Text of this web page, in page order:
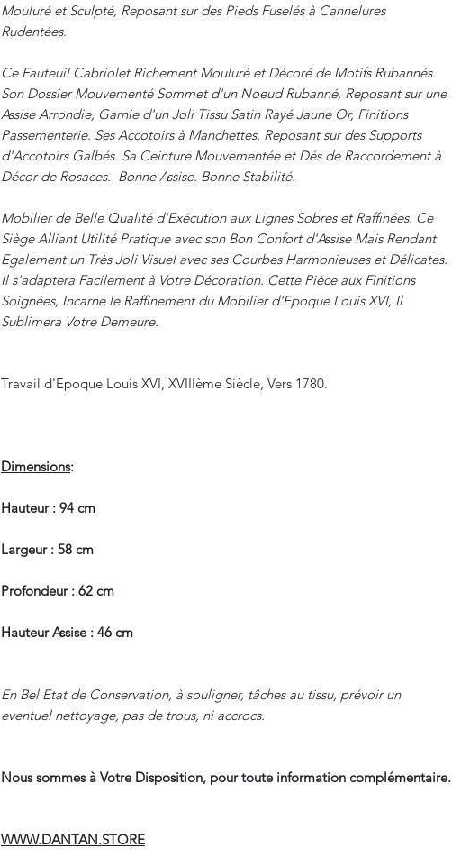
Mouluré et Sculpté, Reposant sur des Pieds Fuselés à Cannelures
Rudentées.
Ce Fauteuil Cabriolet Richement Mouluré et Décoré de Motifs Rubannés.
Son Dossier Mouvementé Sommet d'un Noeud Rubanné, Reposant sur une
Assise Arrondie, Garnie d'un Joli Tissu Satin Rayé Jaune Or, Finitions
Passementerie. Ses Accotoirs à Manchettes, Reposant sur des Supports
d'Accotoirs Galbés. Sa Ceinture Mouvementée et Dés de Raccordement à
Décor de Rosaces. Bonne Assise. Bonne Stabilité.
Mobilier de Belle Qualité d'Exécution aux Lignes Sobres et Raffinées. Ce
Siège Alliant Utilité Pratique avec son Bon Confort d'Assise Mais Rendant
Egalement un Très Joli Visuel avec ses Courbes Harmonieuses et Délicates.
Il s'adaptera Facilement à Votre Décoration. Cette Pièce aux Finitions
Soignées, Incarne le Raffinement du Mobilier d'Epoque Louis XVI, Il
Sublimera Votre Demeure.
Travail d'Epoque Louis XVI, XVIIIème Siècle, Vers 1780.
Dimensions:
Hauteur : 94 cm
Largeur : 58 cm
Profondeur : 62 cm
Hauteur Assise : 46 cm
En Bel Etat de Conservation, à souligner, tâches au tissu, prévoir un
eventuel nettoyage, pas de trous, ni accrocs.
Nous sommes à Votre Disposition, pour toute information complémentaire.
WWW.DANTAN.STORE